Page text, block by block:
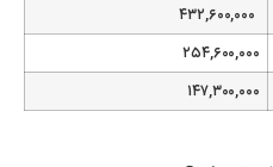
۲۵۴,۶۰۰,۰۰۰
۱۴۷,۳۰۰,۰۰۰